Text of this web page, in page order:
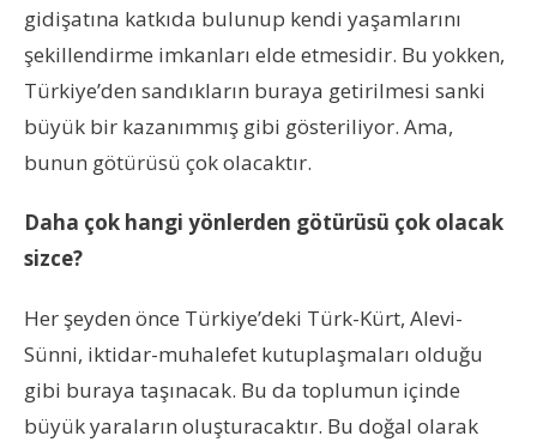
gidişatına katkıda bulunup kendi yaşamlarını
şekillendirme imkanları elde etmesidir. Bu yokken,
Türkiye’den sandıkların buraya getirilmesi sanki
büyük bir kazanımmış gibi gösteriliyor. Ama,
bunun götürüsü çok olacaktır.
Daha çok hangi yönlerden götürüsü çok olacak
sizce?
Her şeyden önce Türkiye’deki Türk-Kürt, Alevi-
Sünni, iktidar-muhalefet kutuplaşmaları olduğu
gibi buraya taşınacak. Bu da toplumun içinde
büyük yaraların oluşturacaktır. Bu doğal olarak